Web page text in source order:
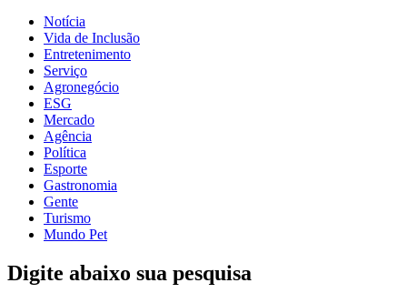
Notícia
Vida de Inclusão
Entretenimento
Serviço
Agronegócio
ESG
Mercado
Agência
Política
Esporte
Gastronomia
Gente
Turismo
Mundo Pet
Digite abaixo sua pesquisa